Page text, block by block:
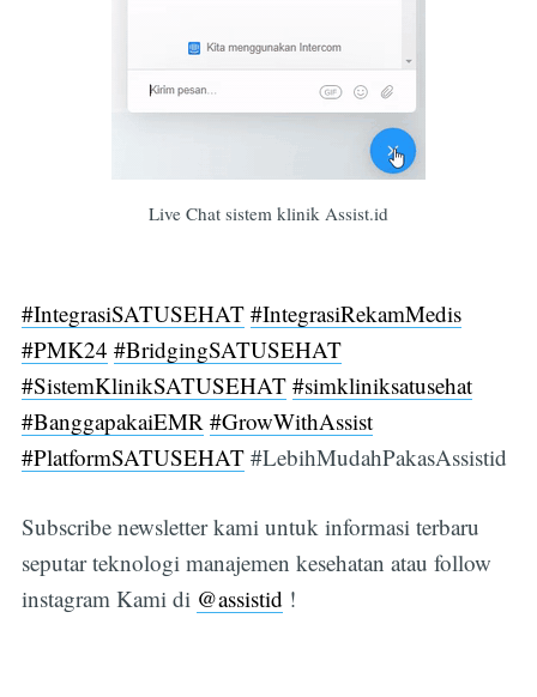
Live Chat sistem klinik Assist.id
#IntegrasiSATUSEHAT #IntegrasiRekamMedis
#PMK24 #BridgingSATUSEHAT
#SistemKlinikSATUSEHAT #simkliniksatusehat
#BanggapakaiEMR #GrowWithAssist
#PlatformSATUSEHAT#LebihMudahPakasAssistid
Subscribe newsletter kami untuk informasi terbaru
seputar teknologi manajemen kesehatan atau follow
instagram Kami di @assistid !